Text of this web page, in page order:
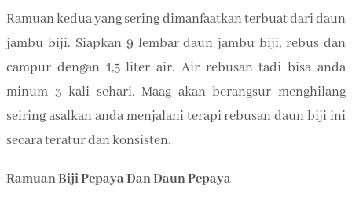
Ramuan kedua yang sering dimanfaatkan terbuat dari daun
jambu biji. Siapkan 9 lembar daun jambu biji, rebus dan
campur dengan 1,5 liter air. Air rebusan tadi bisa anda
minum 3 kali sehari. Maag akan berangsur menghilang
seiring asalkan anda menjalani terapi rebusan daun biji ini
secara teratur dan konsisten.
Ramuan Biji Pepaya Dan Daun Pepaya